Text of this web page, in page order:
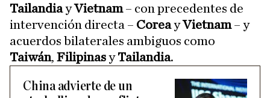
TailandiayVietnam– con precedentes de
intervención directa – CoreayVietnam– y
acuerdos bilaterales ambiguos como
Taiwán, FilipinasyTailandia.
China advierte de un